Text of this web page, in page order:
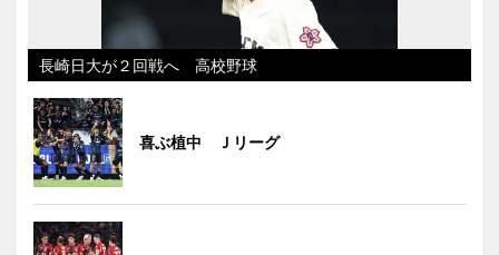
長崎日大が２回戦へ 高校野球
喜ぶ植中 Ｊリーグ